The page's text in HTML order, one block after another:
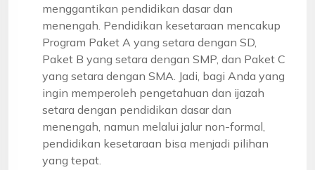
menggantikan pendidikan dasar dan
menengah. Pendidikan kesetaraan mencakup
Program Paket A yang setara dengan SD,
Paket B yang setara dengan SMP, dan Paket C
yang setara dengan SMA. Jadi, bagi Anda yang
ingin memperoleh pengetahuan dan ijazah
setara dengan pendidikan dasar dan
menengah, namun melalui jalur non-formal,
pendidikan kesetaraan bisa menjadi pilihan
yang tepat.